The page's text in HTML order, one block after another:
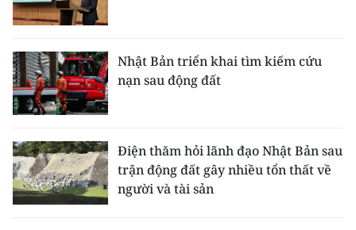
Nhật Bản triển khai tìm kiếm cứu
nạn sau động đất
Điện thăm hỏi lãnh đạo Nhật Bản sau
trận động đất gây nhiều tổn thất về
người và tài sản